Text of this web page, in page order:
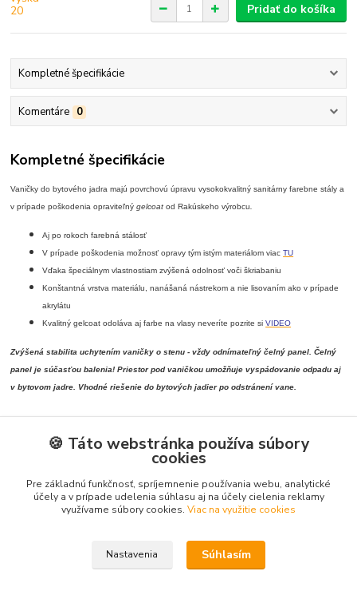
Pridať do košíka
Kompletné špecifikácie
Komentáre 0
Kompletné špecifikácie
Vaničky do bytového jadra majú povrchovú úpravu vysokokvalitný sanitárny farebne stály a
v prípade poškodenia opraviteľnýgelcoatod Rakúskeho výrobcu.
Aj po rokoch farebná stálosť
V prípade poškodenia možnosť opravy tým istým materiálom viacTU
Vďaka špeciálnym vlastnostiam zvýšená odolnosť voči škriabaniu
Konštantná vrstva materiálu, nanášaná nástrekom a nie lisovaním ako v prípade
akrylátu
Kvalitný gelcoat odoláva aj farbe na vlasy neveríte pozrite siVIDEO
Zvýšená stabilita uchytením vaničky o stenu - vždy odnímateľnýčelný panel. Čelný
panel je súčasťou balenia! Priestor pod vaničkou umožňuje vyspádovanie odpadu aj
v bytovom jadre. Vhodné riešenie do bytových jadier po odstránení vane.
Tovar zaradený v kategóriách
Sprchové vaničky
Štvrťkruhové vaničky
🍪 Táto webstránka používa súbory
cookies
Pre základnú funkčnosť, spríjemnenie používania webu, analytické
účely a v prípade udelenia súhlasu aj na účely cielenia reklamy
využívame súbory cookies. Viac na využitie cookies
Nastavenia Súhlasím